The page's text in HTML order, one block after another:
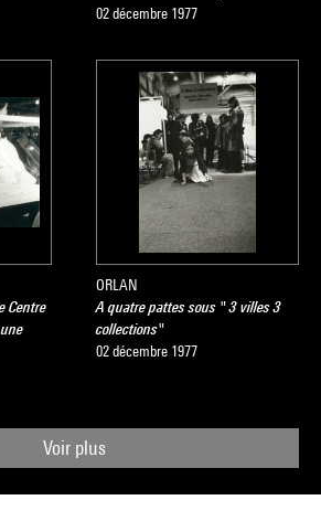
02 décembre 1977
Centre
ORLAN
A quatre pattes sous " 3 villes 3
collections"
02 décembre 1977
Voir plus